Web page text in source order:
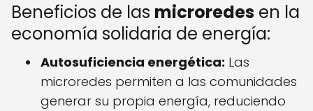
Beneficios de las microredes en la
economía solidaria de energía:
Autosuficiencia energética: Las
microredes permiten a las comunidades
generar su propia energía, reduciendo